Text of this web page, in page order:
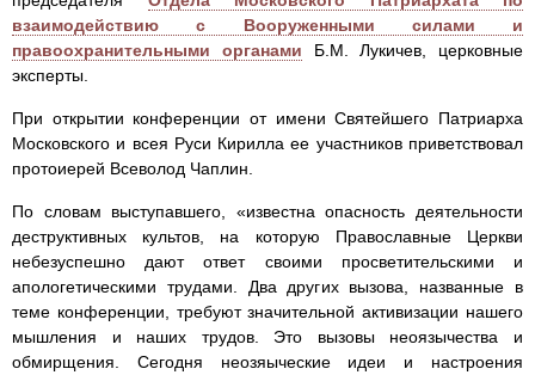
взаимодействию с Вооруженными силами и
правоохранительными органами Б.М. Лукичев, церковные
эксперты.
При открытии конференции от имени Святейшего Патриарха
Московского и всея Руси Кирилла ее участников приветствовал
протоиерей Всеволод Чаплин.
По словам выступавшего, «известна опасность деятельности
деструктивных культов, на которую Православные Церкви
небезуспешно дают ответ своими просветительскими и
апологетическими трудами. Два других вызова, названные в
теме конференции, требуют значительной активизации нашего
мышления и наших трудов. Это вызовы неоязычества и
обмирщения. Сегодня неозяыческие идеи и настроения